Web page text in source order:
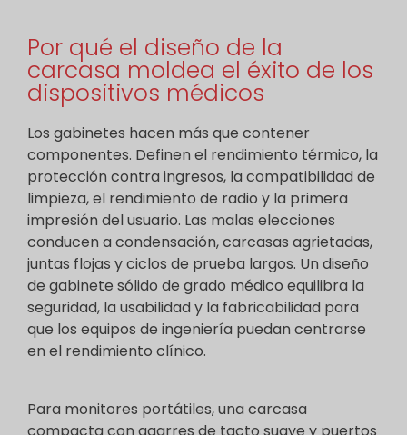
Por qué el diseño de la
carcasa moldea el éxito de los
dispositivos médicos
Los gabinetes hacen más que contener
componentes. Definen el rendimiento térmico, la
protección contra ingresos, la compatibilidad de
limpieza, el rendimiento de radio y la primera
impresión del usuario. Las malas elecciones
conducen a condensación, carcasas agrietadas,
juntas flojas y ciclos de prueba largos. Un diseño
de gabinete sólido de grado médico equilibra la
seguridad, la usabilidad y la fabricabilidad para
que los equipos de ingeniería puedan centrarse
en el rendimiento clínico.
Para monitores portátiles, una carcasa
compacta con agarres de tacto suave y puertos